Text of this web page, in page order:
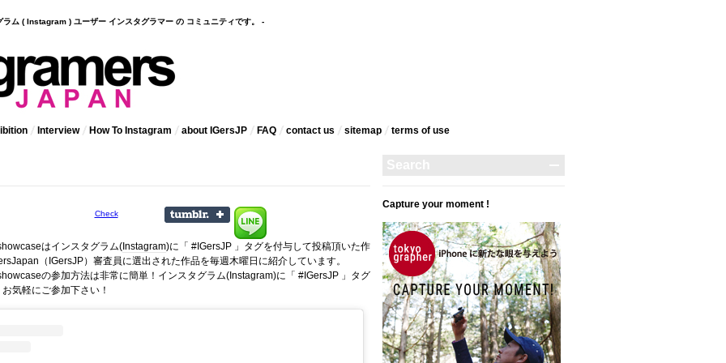
ム ( Instagram ) ユーザー インスタグラマー の コミュニティです。 -
Interview How To Instagram about IGersJP FAQ contact us sitemap terms‎ of use
Check
はインスタグラム(Instagram)に「 #IGersJP 」タグを付与して投稿頂いた作
（IGersJP）審査員に選出された作品を毎週木曜日に紹介しています。
の参加方法は非常に簡単！インスタグラム(Instagram)に「 #IGersJP 」タグ
気軽にご参加下さい！
Capture your moment !